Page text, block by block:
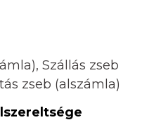
Szállás zseb
zseb (alszámla)